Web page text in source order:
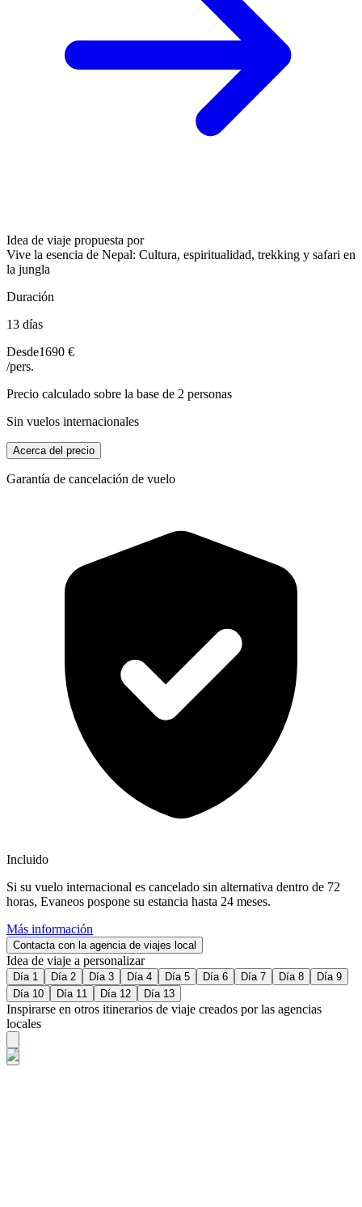
Idea de viaje propuesta por
Vive la esencia de Nepal: Cultura, espiritualidad, trekking y safari en
la jungla
Duración
13 días
Desde1690 €
/pers.
Precio calculado sobre la base de 2 personas
Sin vuelos internacionales
Acerca del precio
Garantía de cancelación de vuelo
Incluido
Si su vuelo internacional es cancelado sin alternativa dentro de 72
horas, Evaneos pospone su estancia hasta 24 meses.
Más información
Contacta con la agencia de viajes local
Idea de viaje a personalizar
Día 1 Día 2 Día 3 Día 4 Día 5 Día 6 Día 7 Día 8
Día 9
Día 10
Día 11 Día 12 Día 13
Inspirarse en otros itinerarios de viaje creados por las agencias
locales